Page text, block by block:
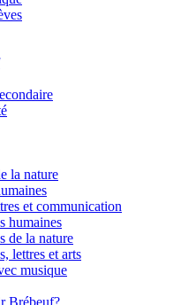
la nature
et communication
humaines
de la nature
lettres et arts
musique
Brébeuf?